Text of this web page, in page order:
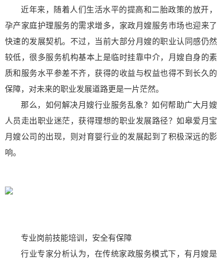
近年来，随着人们生活水平的提高和二胎政策的放开，
孕产家庭护理服务的需求增多，家政月嫂服务市场也迎来了
快速的发展契机。不过，当前大部分月嫂的职业认同感仍然
较低，很多服务机构基本上是临时挂靠中介，月嫂自身的素
质和服务水平参差不齐，获得的收益与权益也得不到长久的
保障，对未来的职业发展道路更是一片茫然。
那么，如何解决月嫂行业服务乱象？如何帮助广大月嫂
人员走出职业迷茫，获得理想的职业发展路径？如皋爱月宝
月嫂公司的出现，则对育婴行业的发展起到了积极深远的影
响。
专业岗前技能培训，安全有保障
行业专家分析认为，在传统家政服务模式下，有月嫂是